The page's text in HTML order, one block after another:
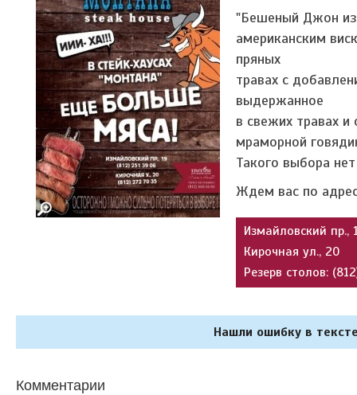
"Бешеный Джон
американским
пряных
травах с
выдержанное
в свежих травах
мраморной
Такого выбора
Ждем вас по
Измайловский пр.,
Кирочная ул., 20
Резерв столов:
Нашли ошибку в
Комментарии